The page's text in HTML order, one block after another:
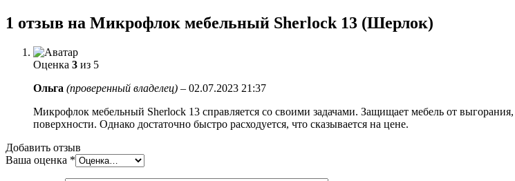
1 отзыв на Микрофлок мебельный Sherlock 13 (Шерлок)
Оценка 3 из 5
Ольга (проверенный владелец) – 02.07.2023 21:37
Микрофлок мебельный Sherlock 13 справляется со своими задачами. Защищает мебель от
поверхности. Однако достаточно быстро расходуется, что сказывается на цене.
Добавить отзыв
Ваша оценка *